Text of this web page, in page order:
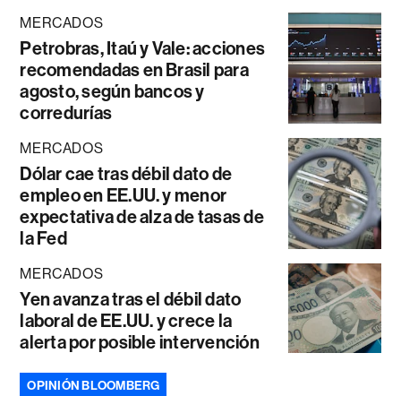
MERCADOS
Petrobras, Itaú y Vale: acciones
recomendadas en Brasil para
agosto, según bancos y
corredurías
MERCADOS
Dólar cae tras débil dato de
empleo en EE.UU. y menor
expectativa de alza de tasas de
la Fed
MERCADOS
Yen avanza tras el débil dato
laboral de EE.UU. y crece la
alerta por posible intervención
OPINIÓN BLOOMBERG